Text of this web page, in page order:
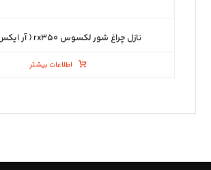
نازل چراغ شور لکسوس rx۳۵۰ ( آر ایکس ۳۵۰ )
اطلاعات بیشتر